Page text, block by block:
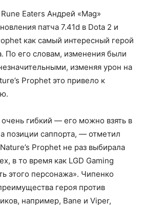
Eaters Андрей «Mag»
патча 7.41d в Dota 2 и
как самый интересный герой
По его словам, изменения были
изменяя урон на
Prophet это привело к
очень гибкий — его можно взять в
позиции саппорта, — отметил
Prophet не раз выбирала
в то время как LGD Gaming
этого персонажа». Чипенко
героя против
например, Bane и Viper,